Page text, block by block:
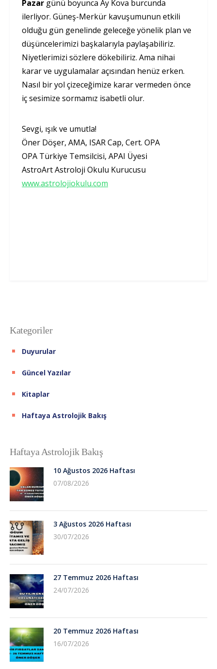
Pazar günü boyunca Ay Kova burcunda
ilerliyor. Güneş-Merkür kavuşumunun etkili
olduğu gün genelinde geleceğe yönelik plan ve
düşüncelerimizi başkalarıyla paylaşabiliriz.
Niyetlerimizi sözlere dökebiliriz. Ama nihai
karar ve uygulamalar açısından henüz erken.
Nasıl bir yol çizeceğimize karar vermeden önce
iç sesimize sormamız isabetli olur.
Sevgi, ışık ve umutla!
Öner Döşer, AMA, ISAR Cap, Cert. OPA
OPA Türkiye Temsilcisi, APAI Üyesi
AstroArt Astroloji Okulu Kurucusu
www.astrolojiokulu.com
Kategoriler
Duyurular
Güncel Yazılar
Kitaplar
Haftaya Astrolojik Bakış
Haftaya Astrolojik Bakış
10 Ağustos 2026 Haftası
07/08/2026
3 Ağustos 2026 Haftası
30/07/2026
27 Temmuz 2026 Haftası
24/07/2026
20 Temmuz 2026 Haftası
16/07/2026